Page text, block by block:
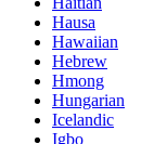
Hausa
Hawaiian
Hebrew
Hmong
Hungarian
Icelandic
Igbo